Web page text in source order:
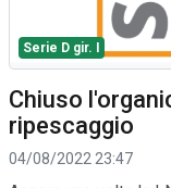
Serie D gir. I
Chiuso
ripescaggio
04/08/2022 23:47